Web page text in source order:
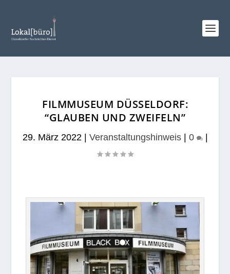
FILMMUSEUM DÜSSELDORF:
“GLAUBEN UND ZWEIFELN”
29. März 2022| Veranstaltungshinweis| 0 |